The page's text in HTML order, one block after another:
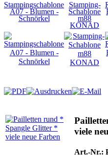
Stampingschablone
A07 - Blumen -
Schnörkel
Stamping-
Schablone
m88
KONAD
viele
Art.-Nr.: